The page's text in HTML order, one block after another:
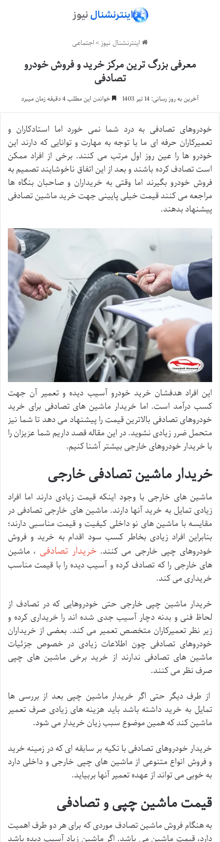
اینترنشنال نیوز>اجتماعی
معرفی بزرگ ترین مرکز خرید و فروش خودرو
تصادفی
آخرین به روز رسانی: 14 تیر 1403 خواندن این مطلب 4 دقیقه زمان میبرد
خودروهای تصادفی به درد شما نمی خورد اما استادکاران و
تعمیرکاران حرفه ای ما با توجه به مهارت و توانایی که دارند این
خودرو ها را عین روز اول مرتب می کنند. برخی از افراد ممکن
است‌ تصادف کرده باشند و بعد از این اتفاق ناخوشایند تصمیم به
فروش خودرو بگیرند اما وقتی به خریداران و صاحبان بنگاه ها
مراجعه می کنند قیمت خیلی پایینی جهت خرید ماشین تصادفی
پیشنهاد بدهند.
این افراد هدفشان خرید خودرو آسیب دیده و تعمیر آن جهت
کسب درآمد است. اما خریدار ماشین های تصادفی برای خرید
خودروهای تصادفی بالاترین قیمت را پیشنهاد می دهد تا شما نیز
متحمل ضرر زیادی نشوید. در این مقاله قصد داریم شما عزیزان را
با خریدار خودروهای خارجی بیشتر آشنا کنیم.
خریدار ماشین تصادفی خارجی
ماشین های خارجی با وجود اینکه قیمت زیادی دارند اما افراد
زیادی تمایل به خرید آنها دارند. ماشین های خارجی تصادفی در
مقایسه با ماشین های نو داخلی کیفیت و قیمت مناسبی دارند؛
بنابراین افراد زیادی بخاطر کسب سود اقدام به خرید و فروش
خودروهای چپی خارجی می کنند. خریدار تصادفی ، ماشین
های خارجی را که تصادف کرده و آسیب دیده را با قیمت مناسب
خریداری می کند.
خریدار ماشین چپی خارجی حتی خودروهایی که در تصادف از
لحاظ فنی و بدنه دچار آسیب جدی شده اند را خریداری کرده و
زیر نظر تعمیرکاران متخصص تعمیر می کند. بعضی از خریداران
خودروهای تصادفی چون اطلاعات زیادی در خصوص جزئیات
ماشين های تصادفی ندارند از خرید برخی ماشین های چپی
صرف نظر می کنند.
از طرف دیگر حتی اگر خریدار ماشین چپی بعد از بررسی ها
تمایل به خرید داشته باشد باید هزینه های زیادی صرف تعمیر
ماشین کند که همین موضوع سبب زیان خریدار می شود.
خریدار خودروهای تصادفی با تکیه بر سابقه ای که در زمینه خرید
و فروش انواع متنوعی از ماشین های چپی خارجی و داخلی دارد
به خوبی می تواند از عهده تعمیر آنها بربیاید.
قیمت ماشین چپی و تصادفی
به هنگام فروش ماشین تصادف موردی که برای هر دو طرف اهمیت
دارد، قیمت ماشین می باشد. اگر ماشین زیاد آسیب دیده باشد